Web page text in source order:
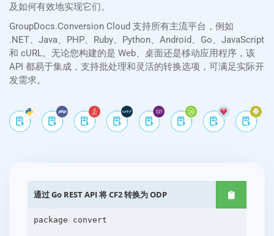
及如何有效地实现它们。
GroupDocs.Conversion Cloud 支持所有主流平台，例如
.NET、Java、PHP、Ruby、Python、Android、Go、JavaScript
和 cURL。无论您构建的是 Web、桌面还是移动应用程序，该
API 都易于集成，支持批处理和灵活的转换选项，可满足实际开
发需求。
通过 Go REST API 将 CF2 转换为 ODP
package convert